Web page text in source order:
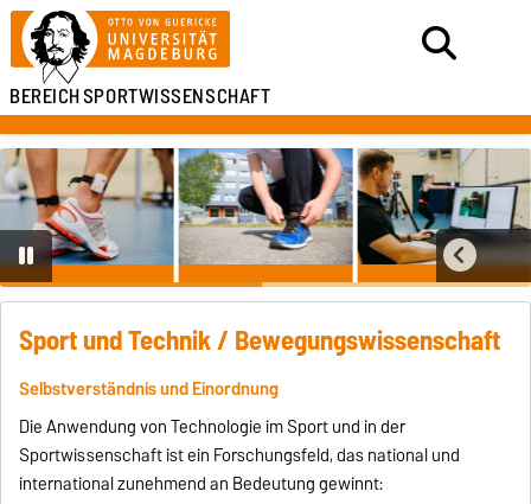
BEREICHSPORTWISSENSCHAFT
Sport und Technik / Bewegungswissenschaft
Selbstverständnis und Einordnung
Die Anwendung von Technologie im Sport und in der
Sportwissenschaft ist ein Forschungsfeld, das national und
international zunehmend an Bedeutung gewinnt: